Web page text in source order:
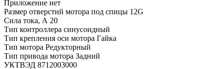
Приложение нет
Размер отверстий мотора под спицы 12G
Сила тока, А 20
Тип контроллера синусоидный
Тип крепления оси мотора Гайка
Тип мотора Редукторный
Тип привода мотора Задний
УКТВЭД 8712003000